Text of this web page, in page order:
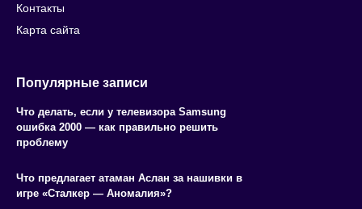
Контакты
Карта сайта
Популярные записи
Что делать, если у телевизора Samsung
ошибка 2000 — как правильно решить
проблему
Что предлагает атаман Аслан за нашивки в
игре «Сталкер — Аномалия»?